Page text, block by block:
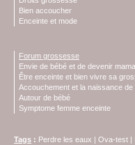
Bien accoucher
Enceinte et mode
Forum grossesse
Envie de bébé et de devenir
Être enceinte et bien vivre sa
Accouchement et la naissance de
Autour de bébé
Symptome femme enceinte
Tags : Perdre les eaux | Ova-test |